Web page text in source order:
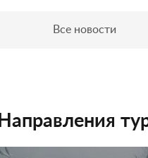
Все новости
Направления